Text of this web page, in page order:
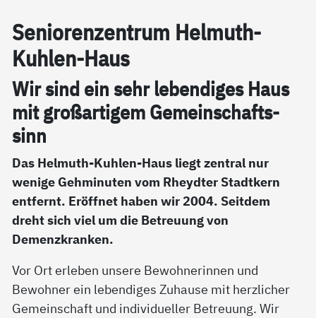
Se­nio­ren­zen­trum Hel­muth-
Kuh­len-Haus
Wir sind ein sehr le­ben­di­ges Haus
mit großar­ti­gem Ge­mein­schafts­
sinn
Das Helmuth-Kuhlen-Haus liegt zentral nur
wenige Gehminuten vom Rheydter Stadtkern
entfernt. Eröffnet haben wir 2004. Seitdem
dreht sich viel um die Betreuung von
Demenzkranken.
Vor Ort erleben unsere Bewohnerinnen und
Bewohner ein lebendiges Zuhause mit herzlicher
Gemeinschaft und individueller Betreuung. Wir